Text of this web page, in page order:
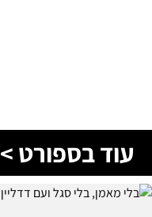
עוד בספורט >